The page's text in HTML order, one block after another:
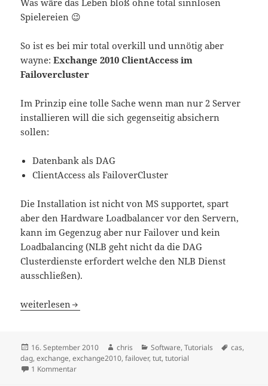
Spielereien 😉
So ist es bei mir total overkill und unnötig aber
wayne:Exchange 2010 ClientAccess im
Failovercluster
Im Prinzip eine tolle Sache wenn man nur 2 Server
installieren will die sich gegenseitig absichern
sollen:
Datenbank als DAG
ClientAccess als FailoverCluster
Die Installation ist nicht von MS supportet, spart
aber den Hardware Loadbalancer vor den Servern,
kann im Gegenzug aber nur Failover und kein
Loadbalancing (NLB geht nicht da die DAG
Clusterdienste erfordert welche den NLB Dienst
ausschließen).
Exchange CAS in Failover
weiterlesen
Veröffentlicht
am
16. September 2010 Autor
chris Kategorien
Software,Tutorials cas,
dag,exchange,exchange2010,failover,tut,tutorial
1 Kommentarzu Exchange CAS in Failover